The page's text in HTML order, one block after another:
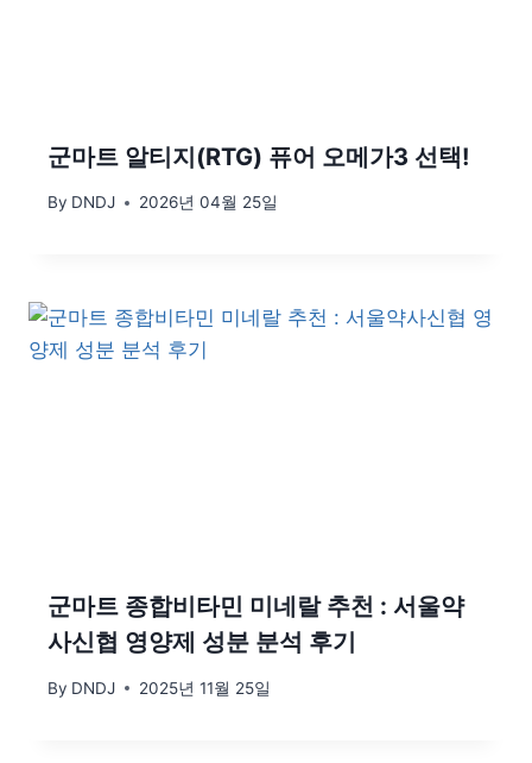
군마트 알티지(RTG) 퓨어 오메가3 선택!
By DNDJ 2026년 04월 25일
군마트 종합비타민 미네랄 추천 : 서울약
사신협 영양제 성분 분석 후기
By DNDJ 2025년 11월 25일